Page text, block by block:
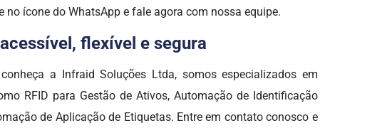
ícone do WhatsApp e fale agora com nossa equipe.
flexível e segura
a Infraid Soluções Ltda, somos especializados em
RFID para Gestão de Ativos, Automação de Identificação
de Aplicação de Etiquetas. Entre em contato conosco e